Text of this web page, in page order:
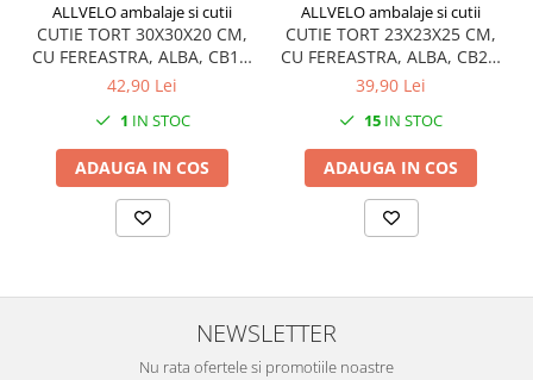
ALLVELO ambalaje si cutii
CUTIE TORT 30X30X20 CM,
CU FEREASTRA, ALBA, CB1F-
ALB, SET 5 BUC
42,90 Lei
1 IN STOC
ADAUGA IN COS
ALLVELO ambalaje si cutii
CUTIE TORT 23X23X25 CM,
CU FEREASTRA, ALBA, CB2F-
ALB, SET 5 BUC
39,90 Lei
15 IN STOC
ADAUGA IN COS
NEWSLETTER
Nu rata ofertele si promotiile noastre